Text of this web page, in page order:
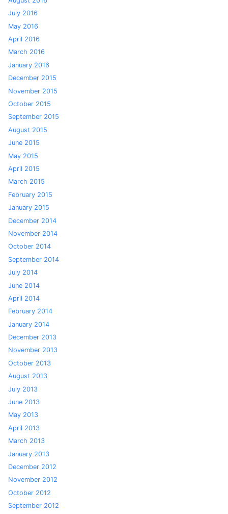
July 2016
May 2016
April 2016
March 2016
January 2016
December 2015
November 2015
October 2015
September 2015
August 2015
June 2015
May 2015
April 2015
March 2015
February 2015
January 2015
December 2014
November 2014
October 2014
September 2014
July 2014
June 2014
April 2014
February 2014
January 2014
December 2013
November 2013
October 2013
August 2013
July 2013
June 2013
May 2013
April 2013
March 2013
January 2013
December 2012
November 2012
October 2012
September 2012